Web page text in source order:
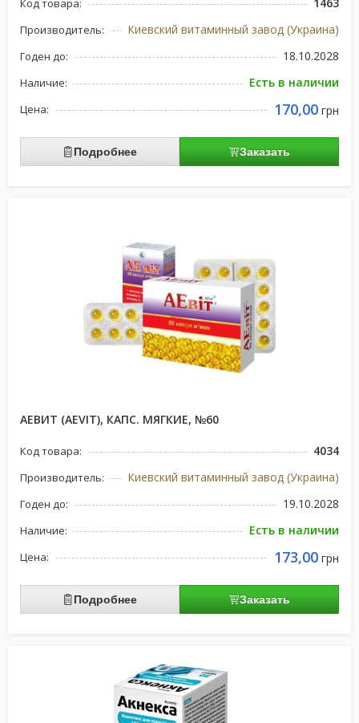
Код товара:
Производитель: Киевский витаминный завод (Украина)
Годен до: 18.10.2028
Наличие: Есть в наличии
Цена: 170,00 грн
Подробнее Заказать
АЕВИТ (AEVIT), КАПС. МЯГКИЕ, №60
Код товара: 4034
Производитель: Киевский витаминный завод (Украина)
Годен до: 19.10.2028
Наличие: Есть в наличии
Цена: 173,00 грн
Подробнее Заказать